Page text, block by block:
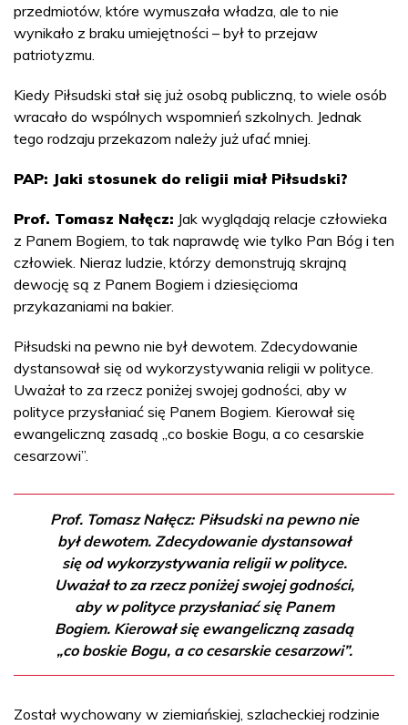
przedmiotów, które wymuszała władza, ale to nie
wynikało z braku umiejętności – był to przejaw
patriotyzmu.
Kiedy Piłsudski stał się już osobą publiczną, to wiele osób
wracało do wspólnych wspomnień szkolnych. Jednak
tego rodzaju przekazom należy już ufać mniej.
PAP: Jaki stosunek do religii miał Piłsudski?
Prof. Tomasz Nałęcz: Jak wyglądają relacje człowieka
z Panem Bogiem, to tak naprawdę wie tylko Pan Bóg i ten
człowiek. Nieraz ludzie, którzy demonstrują skrajną
dewocję są z Panem Bogiem i dziesięcioma
przykazaniami na bakier.
Piłsudski na pewno nie był dewotem. Zdecydowanie
dystansował się od wykorzystywania religii w polityce.
Uważał to za rzecz poniżej swojej godności, aby w
polityce przysłaniać się Panem Bogiem. Kierował się
ewangeliczną zasadą „co boskie Bogu, a co cesarskie
cesarzowi”.
Prof. Tomasz Nałęcz: Piłsudski na pewno nie
był dewotem. Zdecydowanie dystansował
się od wykorzystywania religii w polityce.
Uważał to za rzecz poniżej swojej godności,
aby w polityce przysłaniać się Panem
Bogiem. Kierował się ewangeliczną zasadą
„co boskie Bogu, a co cesarskie cesarzowi”.
Został wychowany w ziemiańskiej, szlacheckiej rodzinie